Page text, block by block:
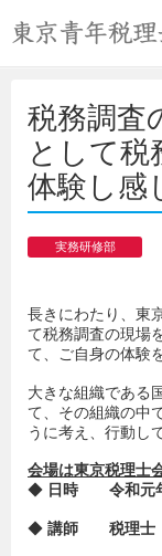
税務調査
として税
体験し感
実務研修部
長きにわたり、東
て税務調査の現場
て、ご自身の体験
大きな組織である
て、その組織の中
うに考え、行動し
会場は東京税理士
◆ 日時 令和元
◆ 講師 税理